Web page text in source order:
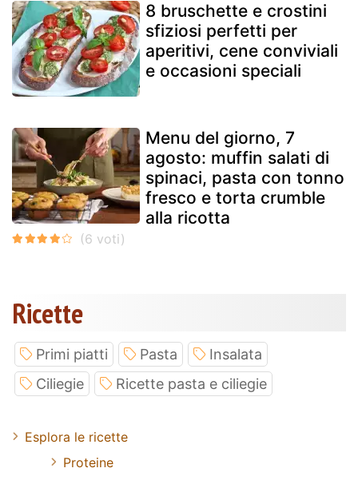
8 bruschette e crostini
sfiziosi perfetti per
aperitivi, cene conviviali
e occasioni speciali
Menu del giorno, 7
agosto: muffin salati di
spinaci, pasta con tonno
fresco e torta crumble
alla ricotta
Ricette
Primi piatti Pasta
Insalata
Ciliegie
Ricette pasta e ciliegie
Esplora le ricette
Proteine